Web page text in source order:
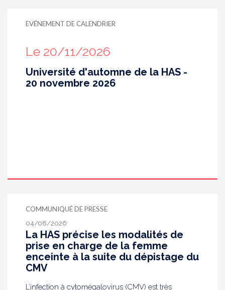
EVÉNEMENT DE CALENDRIER
Le 20/11/2026
Université d'automne de la HAS -
20 novembre 2026
COMMUNIQUÉ DE PRESSE
04/08/2026
La HAS précise les modalités de
prise en charge de la femme
enceinte à la suite du dépistage du
CMV
L’infection à cytomégalovirus (CMV) est très